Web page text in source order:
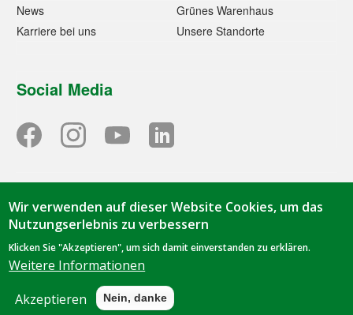
News
Karriere bei uns
Grünes Warenhaus
Unsere Standorte
Social Media
© 2023 - Tihen GmbH & Co. KG | TIBA-Kraftfutter | Oorstraße
1 | 49844 Bawinkel | Tel.
05963 9419-0 |
info@tiba-
kraftfutter.de
Impressum
Wir verwenden auf dieser Website Cookies, um das
Nutzungserlebnis zu verbessern
Klicken Sie "Akzeptieren", um sich damit einverstanden zu erklären.
Weitere Informationen
Akzeptieren
Nein, danke